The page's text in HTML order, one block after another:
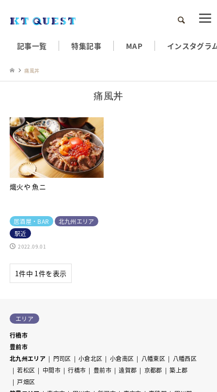
検索
記事一覧 特集記事 MAP インスタグラ
痛風丼
痛風丼
熾火や 魚ニ
居酒屋・BAR
北九州エリア
駅近
2022.09.01
1件中 1件を表示
エリア
行橋市
豊前市
北九州エリア
門司区 小倉北区 小倉南区 八幡東区
八幡西区
若松区
中間市 行橋市 豊前市 遠賀郡 京都郡
築上郡
戸畑区